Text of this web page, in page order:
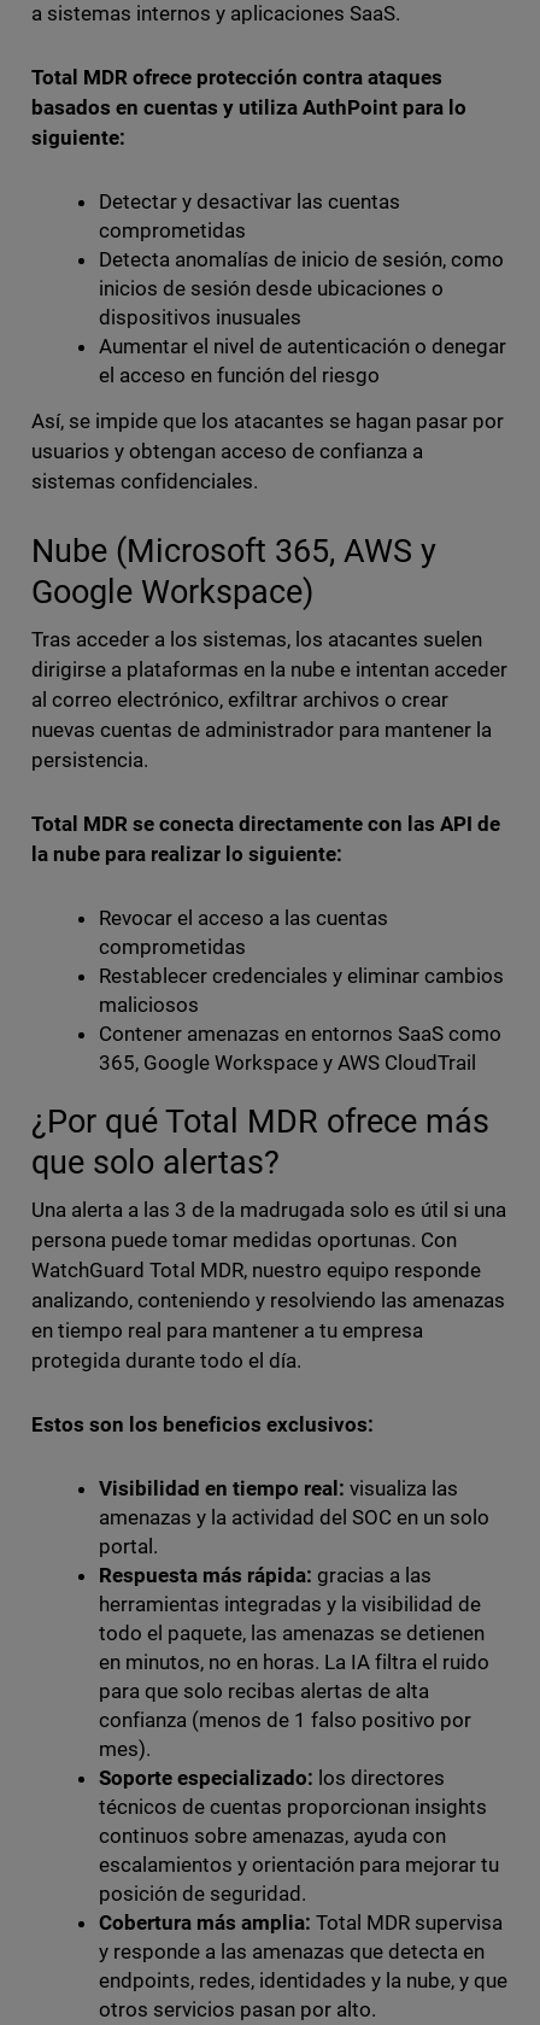
a sistemas internos y aplicaciones SaaS.
Total MDR ofrece protección contra ataques
basados en cuentas y utiliza AuthPoint para lo
siguiente:
Detectar y desactivar las cuentas
comprometidas
Detecta anomalías de inicio de sesión, como
inicios de sesión desde ubicaciones o
dispositivos inusuales
Aumentar el nivel de autenticación o denegar
el acceso en función del riesgo
Así, se impide que los atacantes se hagan pasar por
usuarios y obtengan acceso de confianza a
sistemas confidenciales.
Nube (Microsoft 365, AWS y
Google Workspace)
Tras acceder a los sistemas, los atacantes suelen
dirigirse a plataformas en la nube e intentan acceder
al correo electrónico, exfiltrar archivos o crear
nuevas cuentas de administrador para mantener la
persistencia.
Total MDR se conecta directamente con las API de
la nube para realizar lo siguiente:
Revocar el acceso a las cuentas
comprometidas
Restablecer credenciales y eliminar cambios
maliciosos
Contener amenazas en entornos SaaS como
365, Google Workspace y AWS CloudTrail
¿Por qué Total MDR ofrece más
que solo alertas?
Una alerta a las 3 de la madrugada solo es útil si una
persona puede tomar medidas oportunas. Con
WatchGuard Total MDR, nuestro equipo responde
analizando, conteniendo y resolviendo las amenazas
en tiempo real para mantener a tu empresa
protegida durante todo el día.
Estos son los beneficios exclusivos:
Visibilidad en tiempo real: visualiza las
amenazas y la actividad del SOC en un solo
portal.
Respuesta más rápida: gracias a las
herramientas integradas y la visibilidad de
todo el paquete, las amenazas se detienen
en minutos, no en horas. La IA filtra el ruido
para que solo recibas alertas de alta
confianza (menos de 1 falso positivo por
mes).
Soporte especializado: los directores
técnicos de cuentas proporcionan insights
continuos sobre amenazas, ayuda con
escalamientos y orientación para mejorar tu
posición de seguridad.
Cobertura más amplia: Total MDR supervisa
y responde a las amenazas que detecta en
endpoints, redes, identidades y la nube, y que
otros servicios pasan por alto.